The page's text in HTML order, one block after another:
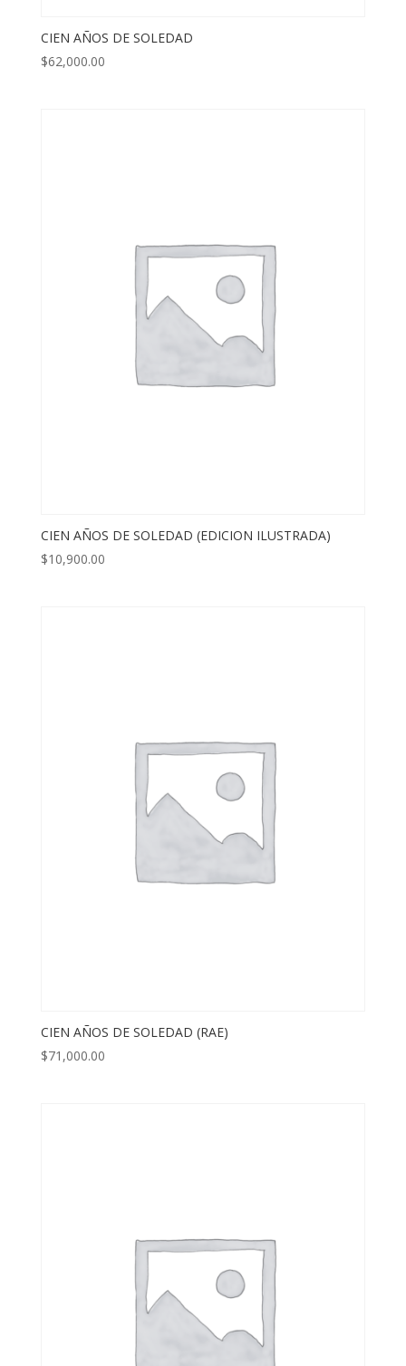
CIEN AÑOS DE SOLEDAD
$62,000.00
CIEN AÑOS DE SOLEDAD (EDICION ILUSTRADA)
$10,900.00
CIEN AÑOS DE SOLEDAD (RAE)
$71,000.00